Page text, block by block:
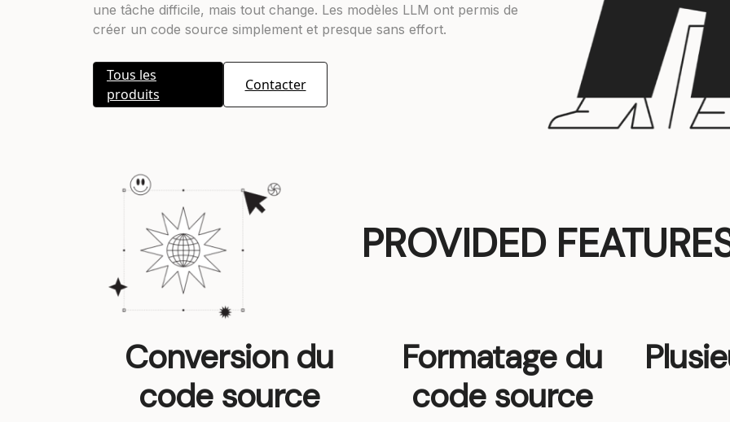
une tâche difficile, mais tout change. Les modèles LLM ont permis de
créer un code source simplement et presque sans effort.
Tous les
produits
Contacter
PROVIDED
Conversion du
code source
Formatage du
code source